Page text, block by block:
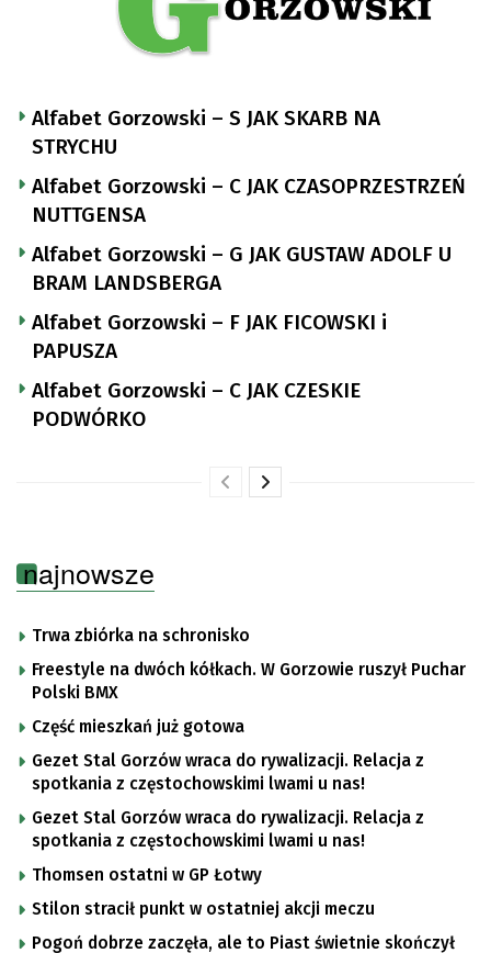
Alfabet Gorzowski – S JAK SKARB NA
STRYCHU
Alfabet Gorzowski – C JAK CZASOPRZESTRZEŃ
NUTTGENSA
Alfabet Gorzowski – G JAK GUSTAW ADOLF U
BRAM LANDSBERGA
Alfabet Gorzowski – F JAK FICOWSKI i
PAPUSZA
Alfabet Gorzowski – C JAK CZESKIE
PODWÓRKO
najnowsze
Trwa zbiórka na schronisko
Freestyle na dwóch kółkach. W Gorzowie ruszył Puchar
Polski BMX
Część mieszkań już gotowa
Gezet Stal Gorzów wraca do rywalizacji. Relacja z
spotkania z częstochowskimi lwami u nas!
Gezet Stal Gorzów wraca do rywalizacji. Relacja z
spotkania z częstochowskimi lwami u nas!
Thomsen ostatni w GP Łotwy
Stilon stracił punkt w ostatniej akcji meczu
Pogoń dobrze zaczęła, ale to Piast świetnie skończył